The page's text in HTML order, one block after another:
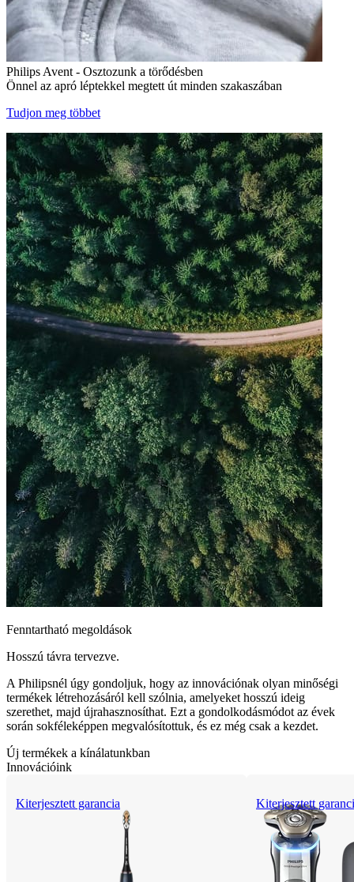
Philips Avent - Osztozunk a törődésben
Önnel az apró léptekkel megtett út minden szakaszában
Tudjon meg többet
Fenntartható megoldások
Hosszú távra tervezve.
A Philipsnél úgy gondoljuk, hogy az innovációnak olyan minőségi
termékek létrehozásáról kell szólnia, amelyeket hosszú ideig
szerethet, majd újrahasznosíthat. Ezt a gondolkodásmódot az évek
során sokféleképpen megvalósítottuk, és ez még csak a kezdet.
Új termékek a kínálatunkban
Innovációink
Kiterjesztett garancia Kiterjesztett